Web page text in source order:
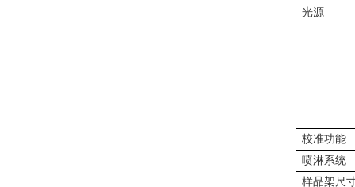
光源
校准功能
喷淋系统
样品架尺